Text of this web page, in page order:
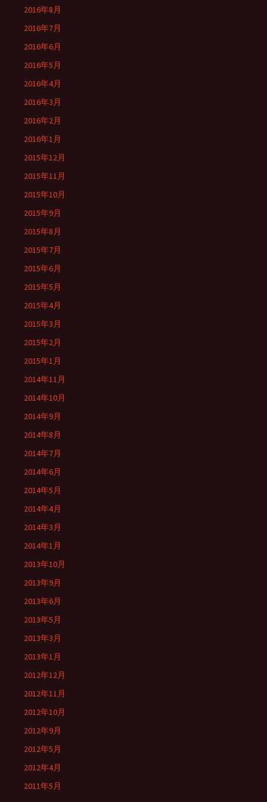
2016年8月
2016年7月
2016年6月
2016年5月
2016年4月
2016年3月
2016年2月
2016年1月
2015年12月
2015年11月
2015年10月
2015年9月
2015年8月
2015年7月
2015年6月
2015年5月
2015年4月
2015年3月
2015年2月
2015年1月
2014年11月
2014年10月
2014年9月
2014年8月
2014年7月
2014年6月
2014年5月
2014年4月
2014年3月
2014年1月
2013年10月
2013年9月
2013年6月
2013年5月
2013年3月
2013年1月
2012年12月
2012年11月
2012年10月
2012年9月
2012年5月
2012年4月
2011年5月